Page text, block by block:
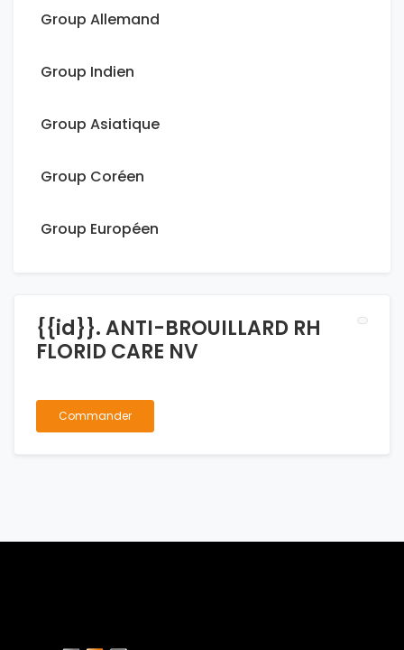
Group Allemand
Group Indien
Group Asiatique
Group Coréen
Group Européen
{{id}}. ANTI-BROUILLARD RH
FLORID CARE NV
Commander